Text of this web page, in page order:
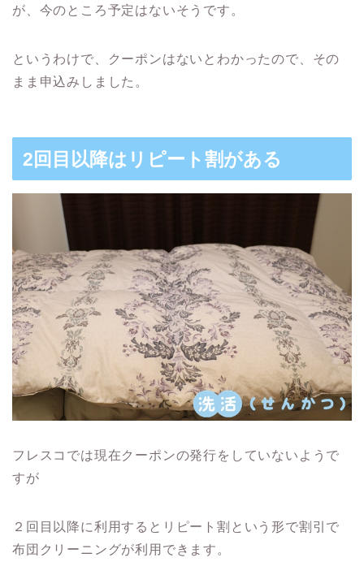
が、今のところ予定はないそうです。
というわけで、クーポンはないとわかったので、その
まま申込みしました。
2回目以降はリピート割がある
フレスコでは現在クーポンの発行をしていないようで
すが
２回目以降に利用するとリピート割という形で割引で
布団クリーニングが利用できます。